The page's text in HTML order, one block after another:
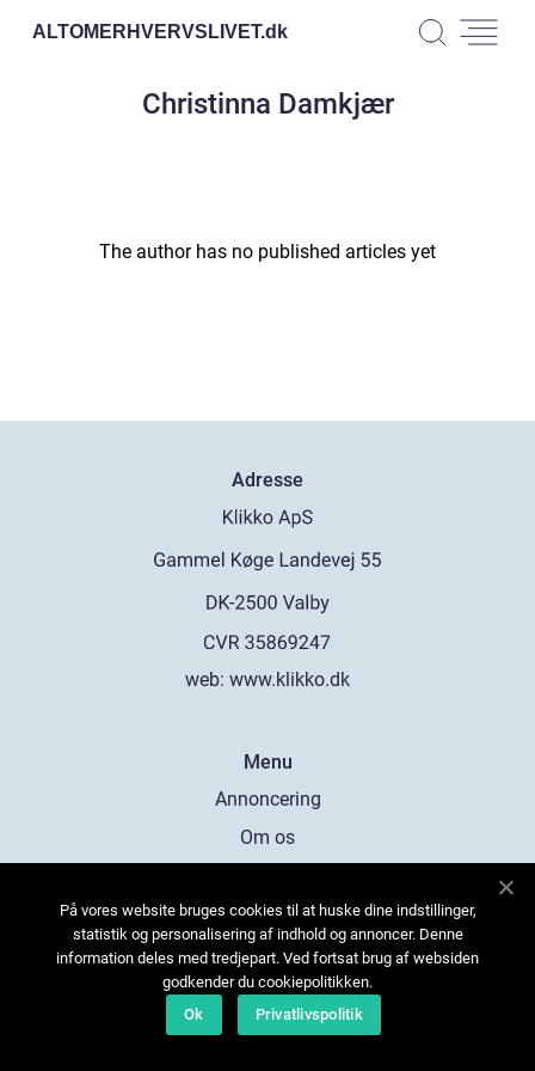
ALTOMERHVERVSLIVET.dk
Christinna Damkjær
The author has no published articles yet
Adresse
web: www.klikko.dk
Menu
Annoncering
Om os
Kontakt os
Sitemap
På vores website bruges cookies til at huske dine indstillinger,
statistik og personalisering af indhold og annoncer. Denne
information deles med tredjepart. Ved fortsat brug af websiden
godkender du cookiepolitikken.
Ok
Privatlivspolitik